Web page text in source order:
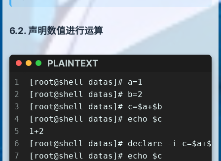
声明数值进行运算
PLAINTEXT
1
2
3
4
5
6
7
[root@shell datas]# a=1
[root@shell datas]# b=2
[root@shell datas]# c=$a+$b
[root@shell datas]# echo $c
1+2
[root@shell datas]# declare -i c=$a+$b
[root@shell datas]# echo $c